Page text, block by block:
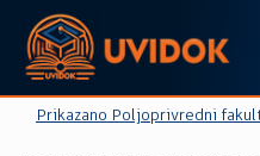
Prikazano Poljoprivredni